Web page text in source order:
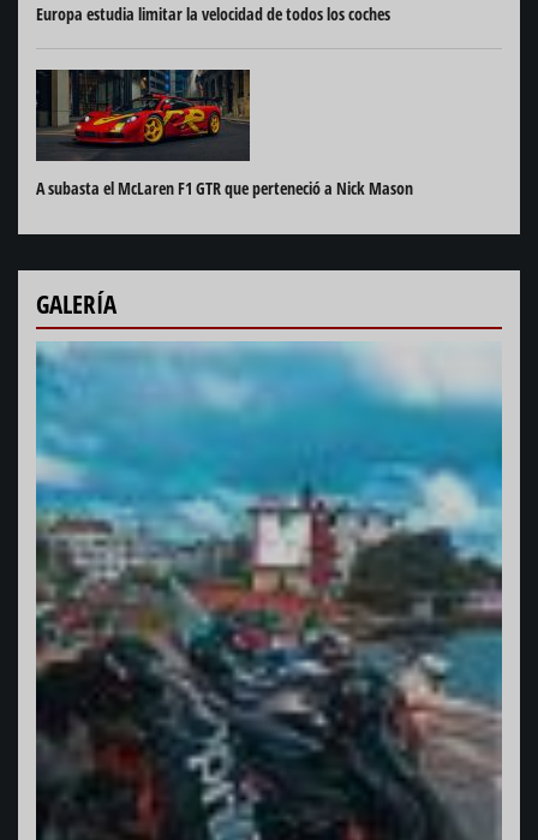
Europa estudia limitar la velocidad de todos los coches
A subasta el McLaren F1 GTR que perteneció a Nick Mason
GALERÍA